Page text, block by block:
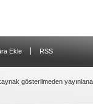
Ekle RSS
gösterilmeden